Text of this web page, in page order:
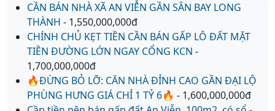
CẦN BÁN NHÀ XÃ AN VIỄN GẦN SÂN BAY LONG
THÀNH - 1,550,000,000đ
CHÍNH CHỦ KẸT TIỀN CẦN BÁN GẤP LÔ ĐẤT MẶT
TIỀN ĐƯỜNG LỚN NGAY CỔNG KCN -
1,700,000,000đ
🔥ĐỪNG BỎ LỠ: CĂN NHÀ ĐỈNH CAO GẦN ĐẠI LỘ
PHÙNG HƯNG GIÁ CHỈ 1 TỶ 6🔥 - 1,600,000,000đ